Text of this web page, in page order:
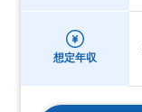
想定年収